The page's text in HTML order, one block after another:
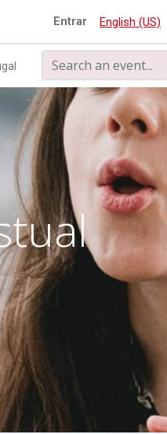
Entrar English (US)